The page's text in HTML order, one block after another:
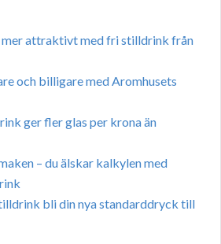
attraktivt med fri stilldrink från
och billigare med Aromhusets
ger fler glas per krona än
– du älskar kalkylen med
bli din nya standarddryck till